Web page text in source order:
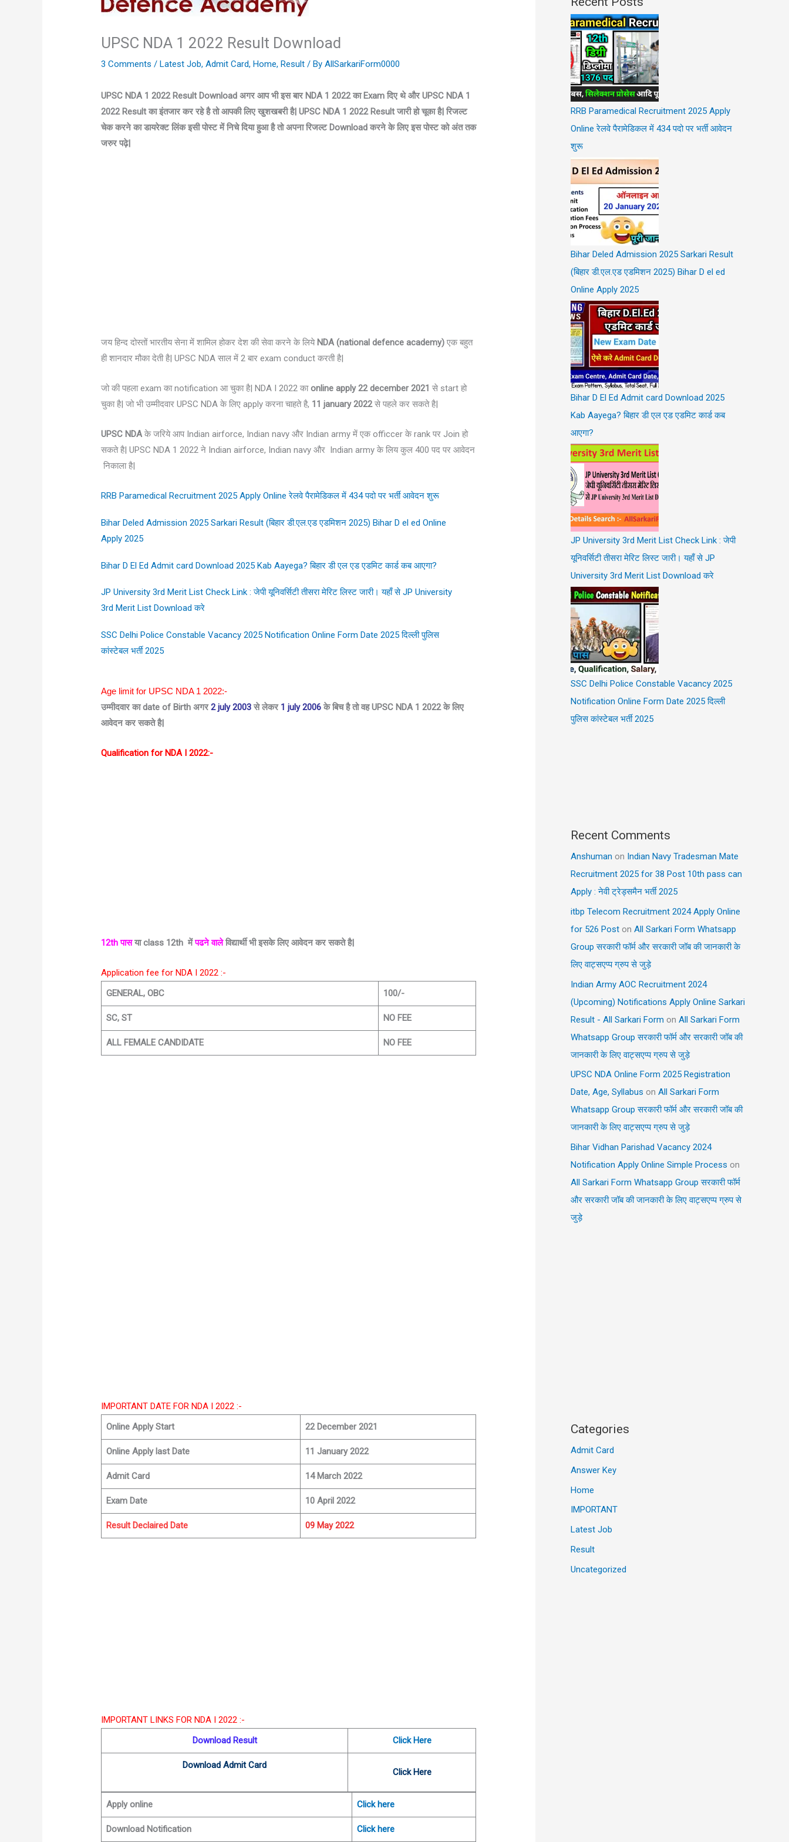
UPSC NDA 1 2022 Result Download
3 Comments /Latest Job,Admit Card,Home,Result / ByAllSarkariForm0000
UPSC NDA 1 2022 Result Download अगर आप भी इस बार NDA 1 2022 का Exam दिए थे और UPSC NDA 1
2022 Result का इंतजार कर रहे है तो आपकी लिए खुशखबरी है| UPSC NDA 1 2022 Result जारी हो चूका है| रिजल्ट
चेक करने का डायरेक्ट लिंक इसी पोस्ट में निचे दिया हुआ है तो अपना रिजल्ट Download करने के लिए इस पोस्ट को अंत तक
जरुर पढ़े|
जय हिन्द दोस्तों भारतीय सेना में शामिल होकर देश की सेवा करने के लिये NDA (national defence academy) एक बहुत
ही शानदार मौका देती है| UPSC NDA साल में 2 बार exam conduct करती है|
जो की पहला exam का notification आ चुका है| NDA I 2022 काonline apply 22 december 2021 से start हो
चुका है| जो भी उम्मीदवार UPSC NDA के लिए apply करना चाहते है, 11 january 2022से पहले कर सकते है|
UPSC NDAके जरिये आप Indian airforce, Indian navy और Indian army में एक officcer के rank पर Join हो
सकते है| UPSC NDA 1 2022 ने Indian airforce, Indian navy और Indian army के लिय कुल 400 पद पर आवेदन
निकाला है|
RRB Paramedical Recruitment 2025 Apply Online रेलवे पैरामेडिकल में 434 पदो पर भर्ती आवेदन शुरू
Bihar Deled Admission 2025 Sarkari Result (बिहार डी.एल.एड एडमिशन 2025) Bihar D el ed Online
Apply 2025
Bihar D El Ed Admit card Download 2025 Kab Aayega? बिहार डी एल एड एडमिट कार्ड कब आएगा?
JP University 3rd Merit List Check Link : जेपी यूनिवर्सिटी तीसरा मेरिट लिस्ट जारी। यहाँ से JP University
3rd Merit List Download करे
SSC Delhi Police Constable Vacancy 2025 Notification Online Form Date 2025 दिल्ली पुलिस
कांस्टेबल भर्ती 2025
Age limit for UPSC NDA 1 2022:-
उम्मीदवार का date of Birth अगर2 july 2003 से लेकर 1 july 2006 के बिच है तो वह UPSC NDA 1 2022 के लिए
आवेदन कर सकते है|
Qualification for NDA I 2022:-
12th पासया class 12th मेंपढने वालेविद्यार्थी भी इसके लिए आवेदन कर सकते है|
Application fee for NDA I 2022 :-
GENERAL, OBC
100/-
SC, ST NO FEE
ALL FEMALE CANDIDATE NO FEE
IMPORTANT DATE FOR NDA I 2022 :-
Online Apply Start
22 December 2021
Online Apply last Date 11 January 2022
Admit Card 14 March 2022
Exam Date 10 April 2022
Result Declaired Date 09 May 2022
IMPORTANT LINKS FOR NDA I 2022 :-
Download Result
Click Here
Download Admit Card
Click Here
Apply online Click here
Download Notification Click here
RRB Paramedical Recruitment 2025 Apply
Online रेलवे पैरामेडिकल में 434 पदो पर भर्ती आवेदन
शुरू
Bihar Deled Admission 2025 Sarkari Result
(बिहार डी.एल.एड एडमिशन 2025) Bihar D el ed
Online Apply 2025
Bihar D El Ed Admit card Download 2025
Kab Aayega? बिहार डी एल एड एडमिट कार्ड कब
आएगा?
JP University 3rd Merit List Check Link : जेपी
यूनिवर्सिटी तीसरा मेरिट लिस्ट जारी। यहाँ से JP
University 3rd Merit List Download करे
SSC Delhi Police Constable Vacancy 2025
Notification Online Form Date 2025 दिल्ली
पुलिस कांस्टेबल भर्ती 2025
Recent Comments
Anshuman on Indian Navy Tradesman Mate
Recruitment 2025 for 38 Post 10th pass can
Apply : नेवी ट्रेड्समैन भर्ती 2025
itbp Telecom Recruitment 2024 Apply Online
for 526 Post on All Sarkari Form Whatsapp
Group सरकारी फॉर्म और सरकारी जॉब की जानकारी के
लिए वाट्सएप्प ग्रुप से जुड़े
Indian Army AOC Recruitment 2024
(Upcoming) Notifications Apply Online Sarkari
Result - All Sarkari Form on All Sarkari Form
Whatsapp Group सरकारी फॉर्म और सरकारी जॉब की
जानकारी के लिए वाट्सएप्प ग्रुप से जुड़े
UPSC NDA Online Form 2025 Registration
Date, Age, Syllabus on All Sarkari Form
Whatsapp Group सरकारी फॉर्म और सरकारी जॉब की
जानकारी के लिए वाट्सएप्प ग्रुप से जुड़े
Bihar Vidhan Parishad Vacancy 2024
Notification Apply Online Simple Process on
All Sarkari Form Whatsapp Group सरकारी फॉर्म
और सरकारी जॉब की जानकारी के लिए वाट्सएप्प ग्रुप से
जुड़े
Categories
Admit Card
Answer Key
Home
IMPORTANT
Latest Job
Result
Uncategorized